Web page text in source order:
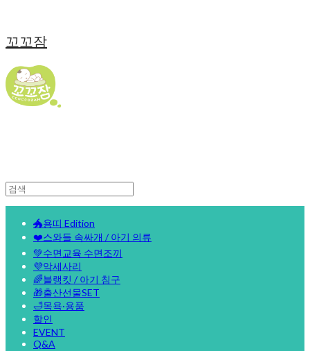
꼬꼬잠
🐲용띠 Edition
❤️스와들 속싸개 / 아기 의류
💚수면교육 수면조끼
💜악세사리
🌈블랭킷 / 아기 침구
🎁출산선물SET
🛁목욕·용품
할인
EVENT
Q&A